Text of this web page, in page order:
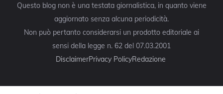
Questo blog non è una testata giornalistica, in quanto viene
aggiornato senza alcuna periodicità.
Non può pertanto considerarsi un prodotto editoriale ai
sensi della legge n. 62 del 07.03.2001
DisclaimerPrivacy PolicyRedazione